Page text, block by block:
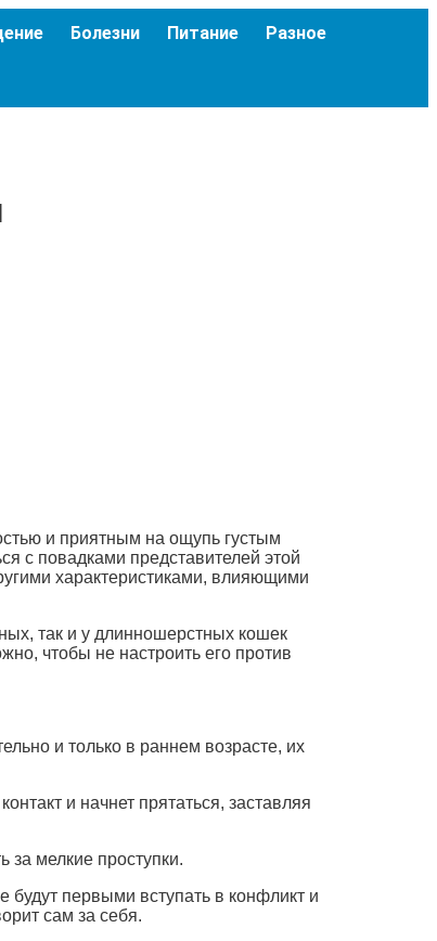
Болезни Питание Разное
и приятным на ощупь густым
с повадками представителей этой
характеристиками, влияющими
так и у длинношерстных кошек
чтобы не настроить его против
и только в раннем возрасте, их
и начнет прятаться, заставляя
за мелкие проступки.
первыми вступать в конфликт и
сам за себя.